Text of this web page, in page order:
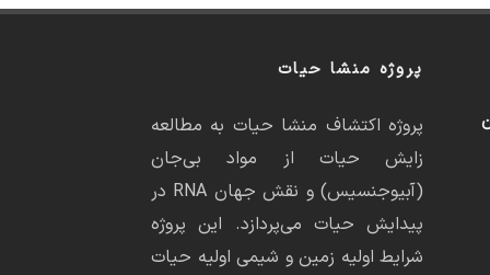
پروژه منشا حیات
پروژه اکتشاف منشا حیات به مطالعه
زایش حیات از مواد بی‌جان
(آبیوجنسیس) و نقش جهان RNA در
پیدایش حیات می‌پردازد. این پروژه
شرایط اولیه زمین و شیمی اولیه حیات